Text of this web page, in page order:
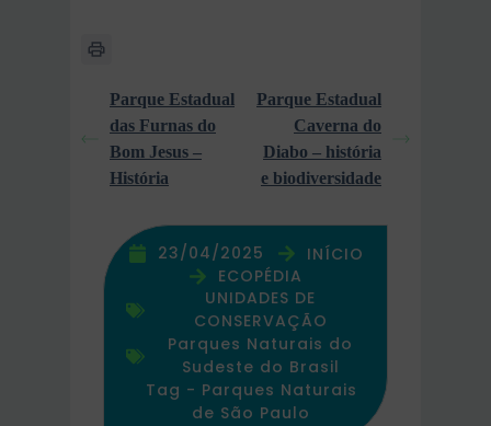
Parque Estadual
das Furnas do
Bom Jesus –
História
Parque Estadual
Caverna do
Diabo – história
e biodiversidade
23/04/2025
INÍCIO
ECOPÉDIA
UNIDADES DE
CONSERVAÇÃO
Parques Naturais do
Sudeste do Brasil
Tag - Parques Naturais
de São Paulo